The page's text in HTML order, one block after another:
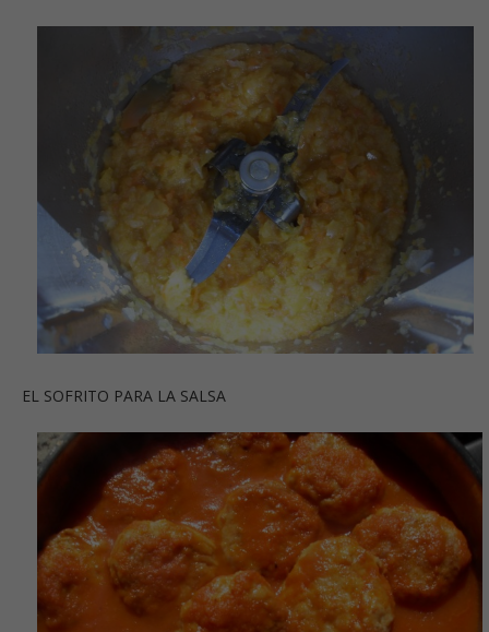
EL SOFRITO PARA LA SALSA